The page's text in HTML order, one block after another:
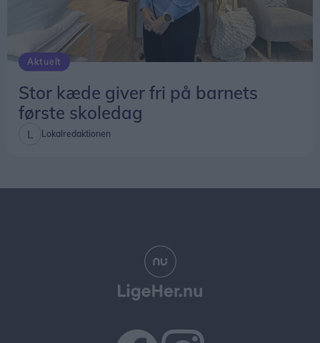
Aktuelt
Stor kæde giver fri på barnets
første skoledag
Lokalredaktionen